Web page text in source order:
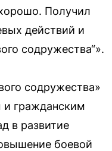
Получил
действий и
содружества“».
содружества»
и гражданским
в развитие
боевой